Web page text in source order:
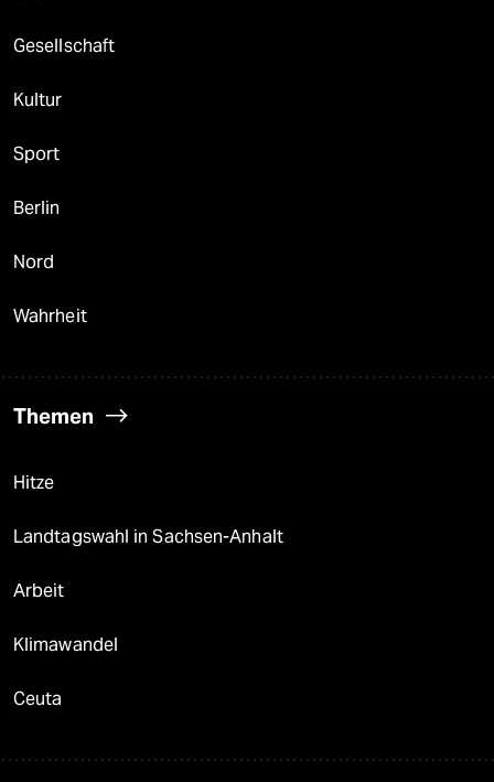
Gesellschaft
Kultur
Sport
Berlin
Nord
Wahrheit
Themen
Hitze
Landtagswahl in Sachsen-Anhalt
Arbeit
Klimawandel
Ceuta